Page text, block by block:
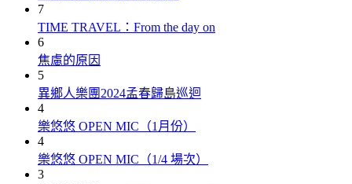
7
TIME TRAVEL：From the day on
6
焦慮的原因
5
異鄉人樂團2024孟春歸島巡迴
4
樂悠悠 OPEN MIC（1月份）
4
樂悠悠 OPEN MIC（1/4 場次）
3